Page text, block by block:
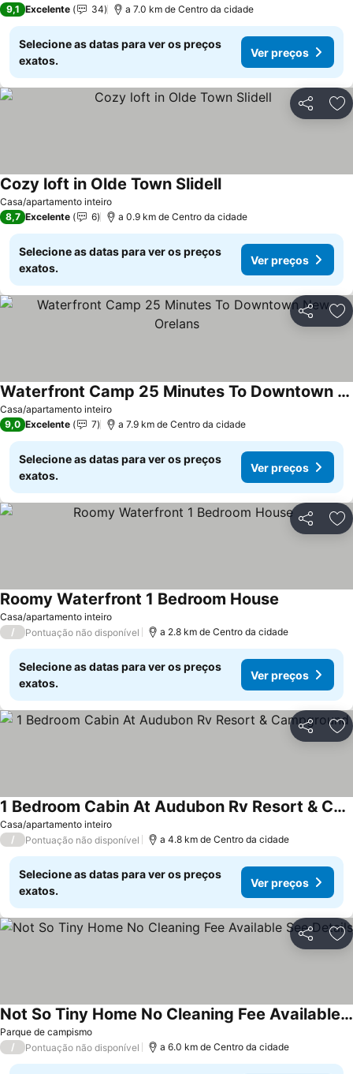
9,1 Excelente 34 a 7.0 km de Centro da cidade
Selecione as datas para ver os preços
exatos.
Ver preços
Partilhar
Casa/apartamento inteiro
Cozy loft in Olde Town SlidellVer preços
8,7 Excelente 6 a 0.9 km de Centro da cidade
Selecione as datas para ver os preços
exatos.
Ver preços
Partilhar
Casa/apartamento inteiro
Waterfront Camp 25 Minutes To Downtown New Orelans
Ver preços
9,0 Excelente 7 a 7.9 km de Centro da cidade
Selecione as datas para ver os preços
exatos.
Ver preços
Partilhar
Casa/apartamento inteiro
Roomy Waterfront 1 Bedroom House
/ Pontuação não disponível a 2.8 km de Centro da cidade
Selecione as datas para ver os preços
exatos.
Ver preços
Partilhar
Casa/apartamento inteiro
1 Bedroom Cabin At Audubon Rv Resort & Campground
Ver preços
/ Pontuação não disponível a 4.8 km de Centro da cidade
Selecione as datas para ver os preços
exatos.
Ver preços
Partilhar
Parque de campismo
Not So Tiny Home No Cleaning Fee Available See Details
Ver preços
/ Pontuação não disponível a 6.0 km de Centro da cidade